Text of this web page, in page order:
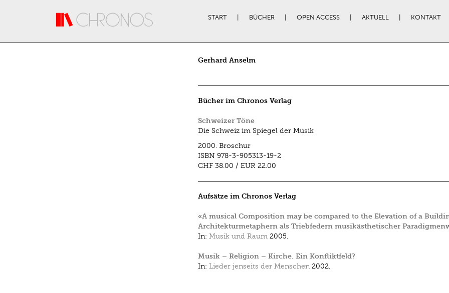
START BÜCHER OPEN ACCESS AKTUELL KONTAKT
Gerhard Anselm
Bücher im Chronos Verlag
Schweizer Töne
Die Schweiz im Spiegel der Musik
2000. Broschur
ISBN 978-3-905313-19-2
CHF 38.00 / EUR 22.00
Aufsätze im Chronos Verlag
«A musical Composition may be compared to the Elevation of a
Architekturmetaphern als Triebfedern musikästhetischer
In: Musik und Raum 2005.
Musik – Religion – Kirche. Ein Konfliktfeld?
In: Lieder jenseits der Menschen 2002.